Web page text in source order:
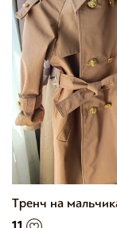
Тренч на